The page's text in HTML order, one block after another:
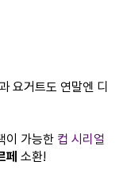
요거트도 연말엔 디
이 가능한 컵 시리얼
페 소환!